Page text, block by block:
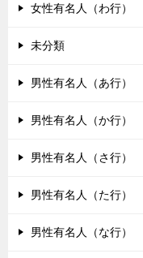
女性有名人（わ行）
未分類
男性有名人（あ行）
男性有名人（か行）
男性有名人（さ行）
男性有名人（た行）
男性有名人（な行）